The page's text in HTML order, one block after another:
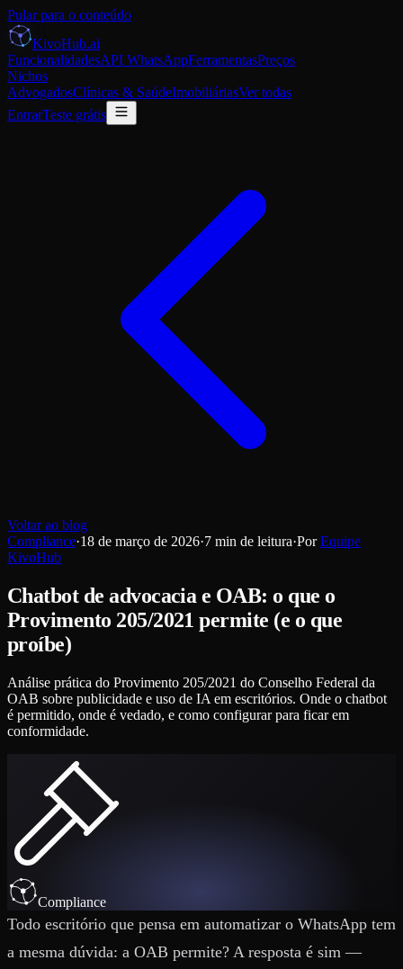
Pular para o conteúdo
KivoHub.ai
FuncionalidadesAPI WhatsAppFerramentasPreços
Nichos
AdvogadosClínicas & SaúdeImobiliáriasVer todas
EntrarTeste grátis
Voltar ao blog
Compliance·18 de março de 2026·7 min de leitura·Por Equipe
KivoHub
Chatbot de advocacia e OAB: o que o
Provimento 205/2021 permite (e o que
proíbe)
Análise prática do Provimento 205/2021 do Conselho Federal da
OAB sobre publicidade e uso de IA em escritórios. Onde o chatbot
é permitido, onde é vedado, e como configurar para ficar em
conformidade.
Compliance
Todo escritório que pensa em automatizar o WhatsApp tem
a mesma dúvida: a OAB permite? A resposta é sim —